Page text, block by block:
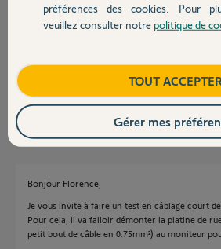
Contact
Bonjour,
J'ai un soucis avec mon visiophone V200. La
fonctionner, nous avons l'image de la rue qui
Bonjour Florence,
Je vous invite à faire un test en câblage court
Pour cela, il va falloir démonter la platine de
petit bout de câble en 0.75mm²) au moniteur
préférences des cookies. Pour
veuillez consulter notre politique de
TOUT ACCEPTER
Gérer mes